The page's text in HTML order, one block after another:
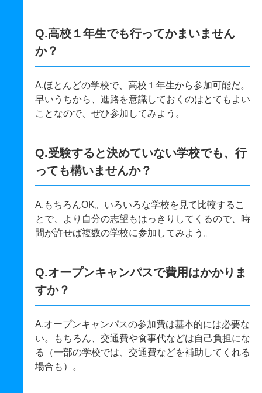
Q.高校１年生でも行ってかまいません
か？
A.ほとんどの学校で、高校１年生から参加可能だ。
早いうちから、進路を意識しておくのはとてもよい
ことなので、ぜひ参加してみよう。
Q.受験すると決めていない学校でも、行
っても構いませんか？
A.もちろんOK。いろいろな学校を見て比較するこ
とで、より自分の志望もはっきりしてくるので、時
間が許せば複数の学校に参加してみよう。
Q.オープンキャンパスで費用はかかりま
すか？
A.オープンキャンパスの参加費は基本的には必要な
い。もちろん、交通費や食事代などは自己負担にな
る（一部の学校では、交通費などを補助してくれる
場合も）。